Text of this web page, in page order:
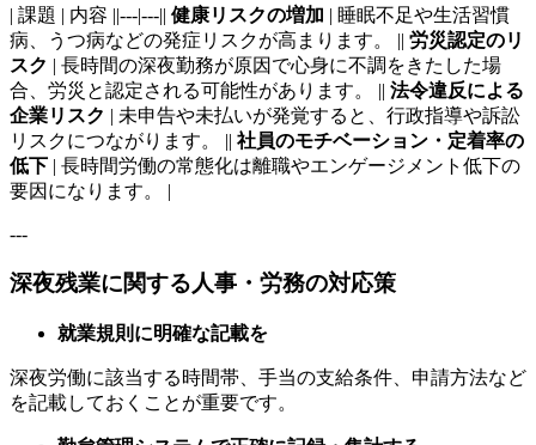
| 課題 | 内容 ||---|---|| 健康リスクの増加 | 睡眠不足や生活習慣
病、うつ病などの発症リスクが高まります。 || 労災認定のリ
スク | 長時間の深夜勤務が原因で心身に不調をきたした場
合、労災と認定される可能性があります。 || 法令違反による
企業リスク | 未申告や未払いが発覚すると、行政指導や訴訟
リスクにつながります。 || 社員のモチベーション・定着率の
低下 | 長時間労働の常態化は離職やエンゲージメント低下の
要因になります。 |
---
深夜残業に関する人事・労務の対応策
就業規則に明確な記載を
深夜労働に該当する時間帯、手当の支給条件、申請方法など
を記載しておくことが重要です。